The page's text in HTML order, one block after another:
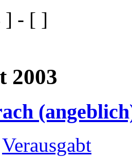
] - [ ]
2003
Verausgabt